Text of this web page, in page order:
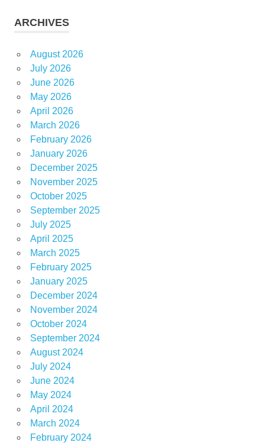
ARCHIVES
August 2026
July 2026
June 2026
May 2026
April 2026
March 2026
February 2026
January 2026
December 2025
November 2025
October 2025
September 2025
July 2025
April 2025
March 2025
February 2025
January 2025
December 2024
November 2024
October 2024
September 2024
August 2024
July 2024
June 2024
May 2024
April 2024
March 2024
February 2024